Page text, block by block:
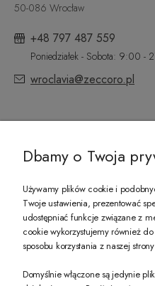
50-086 Wrocław
+48 797 487 559
Poniedziałek - Sobota: 9:00 -
wroclavia@zeccoro.pl
PREZENT DLA CIEBIE!
-10% na pierwsze zakupy na
Dbamy o Twoja
Używamy plików cookie i
Twoje ustawienia, prezentować
udostępniać funkcje związane z
cookie wykorzystujemy również
sposobu korzystania z naszej
Domyślnie włączone są jedynie